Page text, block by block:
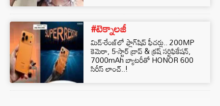
#టెక్నాలజీ
మిడ్-రేంజ్‌లో ఫ్లాగ్‌షిప్ ఫీచర్లు.. 200MP
కెమెరా, 5-స్టార్ డ్రాప్ & క్రష్ సర్టిఫికేషన్,
7000mAh బ్యాటరీతో HONOR 600
సిరీస్ లాంచ్..!